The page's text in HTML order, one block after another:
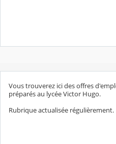
Vous trouverez ici des offres
préparés au lycée Victor Hugo.
Rubrique actualisée régulièrement.